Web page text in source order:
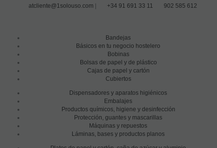
atcliente@1solouso.com | +34 91 691 33 11 902 585 612
Bandejas
Básicos en tu negocio hostelero
Bobinas
Bolsas de papel y de plástico
Cajas de papel y cartón
Cubiertos
Dispensadores y aparatos higiénicos
Embalajes
Productos químicos, higiene y desinfección
Protección, guantes y mascarillas
Máquinas y repuestos
Láminas, bases y productos planos